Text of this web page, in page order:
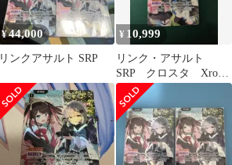
¥44,000
リンクアサルト SRP
¥ 10,999
リンク・アサルト
SRP クロスタ Xross
stars